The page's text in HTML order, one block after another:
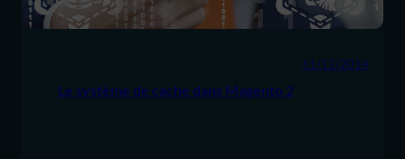
11/12/2014
Le système de cache dans Magento 2